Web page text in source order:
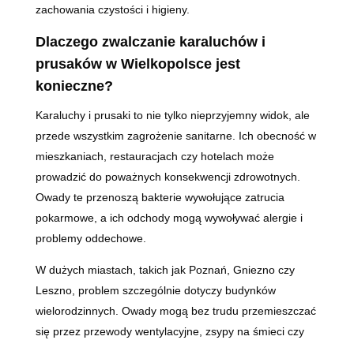
zachowania czystości i higieny.
Dlaczego zwalczanie karaluchów i
prusaków w Wielkopolsce jest
konieczne?
Karaluchy i prusaki to nie tylko nieprzyjemny widok, ale
przede wszystkim zagrożenie sanitarne. Ich obecność w
mieszkaniach, restauracjach czy hotelach może
prowadzić do poważnych konsekwencji zdrowotnych.
Owady te przenoszą bakterie wywołujące zatrucia
pokarmowe, a ich odchody mogą wywoływać alergie i
problemy oddechowe.
W dużych miastach, takich jak Poznań, Gniezno czy
Leszno, problem szczególnie dotyczy budynków
wielorodzinnych. Owady mogą bez trudu przemieszczać
się przez przewody wentylacyjne, zsypy na śmieci czy